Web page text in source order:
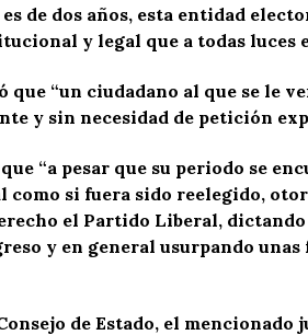
de dos años, esta entidad
y legal que a todas
“un ciudadano al que se le
y sin necesidad de petición
“a pesar que su periodo se
si fuera sido reelegido,
el Partido Liberal,
y en general usurpando
de Estado, el